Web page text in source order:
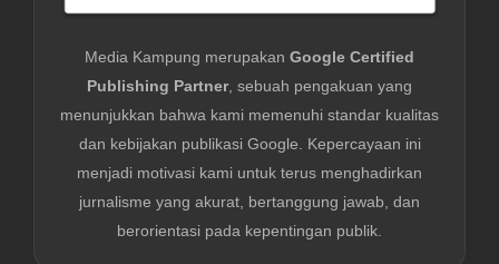
Media Kampung merupakan Google Certified
Publishing Partner, sebuah pengakuan yang
menunjukkan bahwa kami memenuhi standar kualitas
dan kebijakan publikasi Google. Kepercayaan ini
menjadi motivasi kami untuk terus menghadirkan
jurnalisme yang akurat, bertanggung jawab, dan
berorientasi pada kepentingan publik.